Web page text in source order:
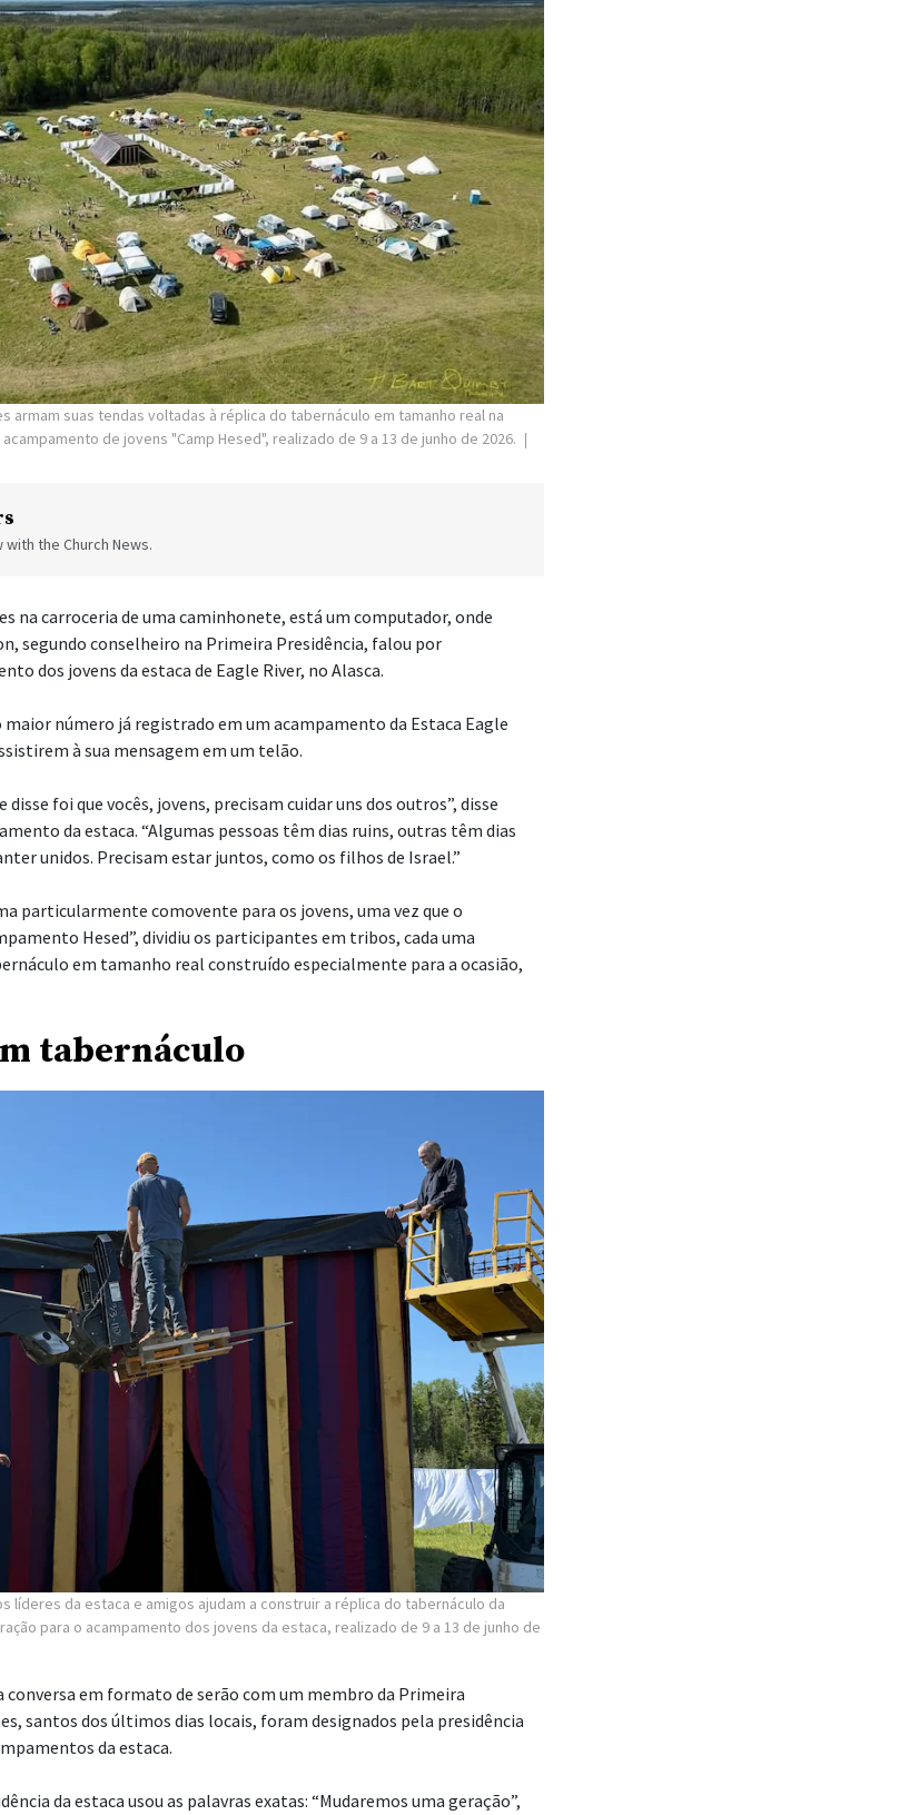
armam suas tendas voltadas à réplica do tabernáculo em tamanho real na
de jovens "Camp Hesed", realizado de 9 a 13 de junho de 2026.
the Church News.
na carroceria de uma caminhonete, está um computador, onde
segundo conselheiro na Primeira Presidência, falou por
dos jovens da estaca de Eagle River, no Alasca.
número já registrado em um acampamento da Estaca Eagle
à sua mensagem em um telão.
foi que vocês, jovens, precisam cuidar uns dos outros”, disse
da estaca. “Algumas pessoas têm dias ruins, outras têm dias
unidos. Precisam estar juntos, como os filhos de Israel.”
particularmente comovente para os jovens, uma vez que o
Hesed”, dividiu os participantes em tribos, cada uma
em tamanho real construído especialmente para a ocasião,
tabernáculo
líderes da estaca e amigos ajudam a construir a réplica do tabernáculo da
para o acampamento dos jovens da estaca, realizado de 9 a 13 de junho de
conversa em formato de serão com um membro da Primeira
santos dos últimos dias locais, foram designados pela presidência
da estaca.
da estaca usou as palavras exatas: “Mudaremos uma geração”,